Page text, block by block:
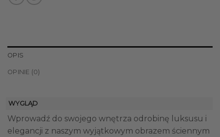
OPIS
OPINIE (0)
WYGLĄD
Wprowadź do swojego wnętrza odrobinę luksusu i
elegancji z naszym wyjątkowym obrazem ściennym